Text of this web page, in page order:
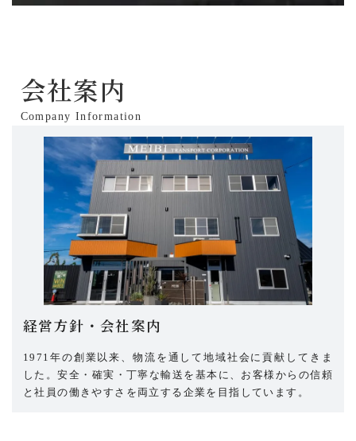
会社案内
Company Information
経営方針・会社案内
1971年の創業以来、物流を通して地域社会に貢献してきま
した。安全・確実・丁寧な輸送を基本に、お客様からの信頼
と社員の働きやすさを両立する企業を目指しています。